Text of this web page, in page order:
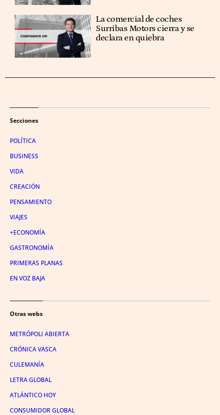
La comercial de coches
Surribas Motors cierra y se
declara en quiebra
Secciones
POLÍTICA
BUSINESS
VIDA
CREACIÓN
PENSAMIENTO
VIAJES
+ECONOMÍA
GASTRONOMÍA
PRIMERAS PLANAS
EN VOZ BAJA
Otras webs
METRÓPOLI ABIERTA
CRÓNICA VASCA
CULEMANÍA
LETRA GLOBAL
ATLÁNTICO HOY
CONSUMIDOR GLOBAL